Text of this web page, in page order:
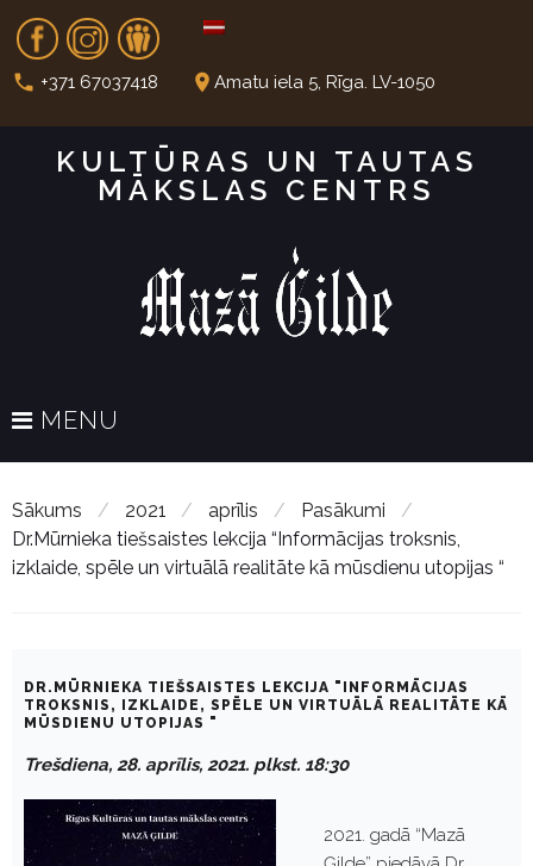
t
Fb In Dr
call +371 67037418 place Amatu iela 5, Rīga. LV-1050
KULTŪRAS UN TAUTAS
MĀKSLAS CENTRS
MENU
Sākums / 2021 / aprīlis / Pasākumi
/
Dr.Mūrnieka tiešsaistes lekcija “Informācijas troksnis,
izklaide, spēle un virtuālā realitāte kā mūsdienu utopijas “
DR.MŪRNIEKA TIEŠSAISTES LEKCIJA "INFORMĀCIJAS
TROKSNIS, IZKLAIDE, SPĒLE UN VIRTUĀLĀ REALITĀTE KĀ
MŪSDIENU UTOPIJAS "
Trešdiena, 28. aprīlis, 2021. plkst. 18:30
2021. gadā “Mazā